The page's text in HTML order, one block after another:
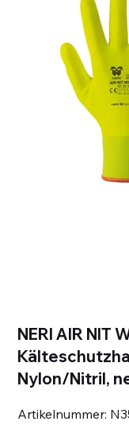
NERI AIR NIT
Nylon/Nitril,
Artikelnummer: